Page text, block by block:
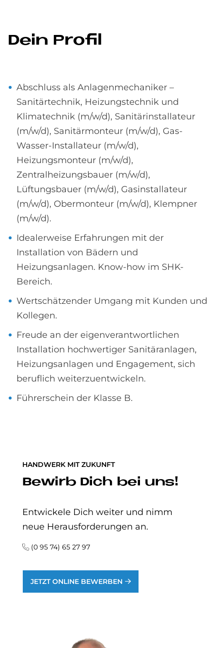
Dein Pro­fil
Abschluss als Anlagenmechaniker –
Sanitärtechnik, Heizungstechnik und
Klimatechnik (m/w/d), Sanitärinstallateur
(m/w/d), Sanitärmonteur (m/w/d), Gas-
Wasser-Installateur (m/w/d),
Heizungsmonteur (m/w/d),
Zentralheizungsbauer (m/w/d),
Lüftungsbauer (m/w/d), Gasinstallateur
(m/w/d), Obermonteur (m/w/d), Klempner
(m/w/d).
Idealerweise Erfahrungen mit der
Installation von Bädern und
Heizungsanlagen. Know-how im SHK-
Bereich.
Wertschätzender Umgang mit Kunden und
Kollegen.
Freude an der eigenverantwortlichen
Installation hochwertiger Sanitäranlagen,
Heizungsanlagen und Engagement, sich
beruflich weiterzuentwickeln.
Führerschein der Klasse B.
HANDWERK MIT ZUKUNFT
Be­wir­b Dich bei uns!
Entwickele Dich weiter und nimm
neue Herausforderungen an.
(0 95 74) 65 27 97
JETZT ONLINE BEWERBEN